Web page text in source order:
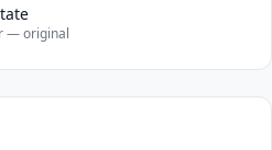
— original